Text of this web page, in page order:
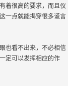
着很高的要求，而且仪
一点就能揭穿很多谎言
也看不出来，不必相信
定可以发挥相应的作